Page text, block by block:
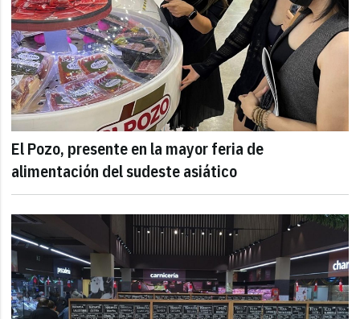
El Pozo, presente en la mayor feria de
alimentación del sudeste asiático